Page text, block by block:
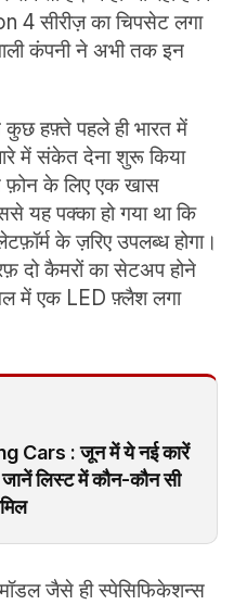
4 सीरीज़ का चिपसेट लगा
कंपनी ने अभी तक इन
हफ़्ते पहले ही भारत में
में संकेत देना शुरू किया
फ़ोन के लिए एक खास
यह पक्का हो गया था कि
के ज़रिए उपलब्ध होगा।
दो कैमरों का सेटअप होने
में एक LED फ़्लैश लगा
Cars : जून में ये नई कारें
जानें लिस्ट में कौन-कौन सी
जैसे ही स्पेसिफिकेशन्स